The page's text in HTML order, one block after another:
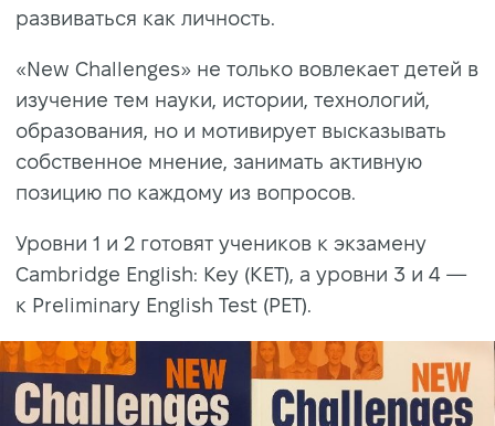
развиваться как личность.
«New Challenges» не только вовлекает детей в
изучение тем науки, истории, технологий,
образования, но и мотивирует высказывать
собственное мнение, занимать активную
позицию по каждому из вопросов.
Уровни 1 и 2 готовят учеников к экзамену
Cambridge English: Key (KET), а уровни 3 и 4 —
к Preliminary English Test (PET).